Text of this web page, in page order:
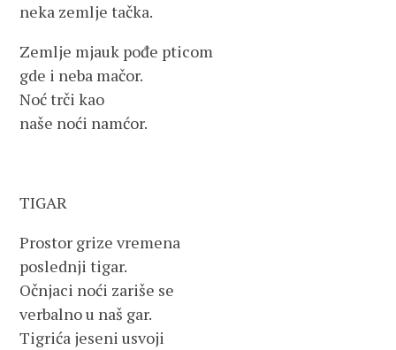
neka zemlje tačka.
Zemlje mjauk pođe pticom
gde i neba mačor.
Noć trči kao
naše noći namćor.
TIGAR
Prostor grize vremena
poslednji tigar.
Očnjaci noći zariše se
verbalno u naš gar.
Tigrića jeseni usvoji